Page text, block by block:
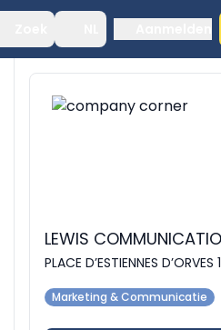
LEWIS
PLACE D’ESTIENNES
Marketing & Communicatie